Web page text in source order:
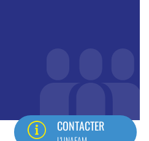
CONTACTER